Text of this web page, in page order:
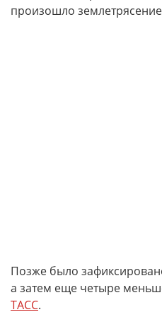
произошло
Позже было
а затем еще четыре
ТАСС.